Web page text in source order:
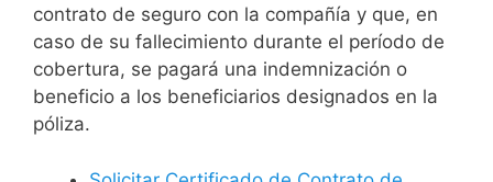
contrato de seguro con la compañía y que, en
caso de su fallecimiento durante el período de
cobertura, se pagará una indemnización o
beneficio a los beneficiarios designados en la
póliza.